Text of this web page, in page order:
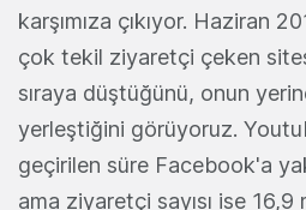
karşımıza çıkıyor. Haziran
çok tekil ziyaretçi çeken
sıraya düştüğünü, onun
yerleştiğini görüyoruz.
geçirilen süre Facebook'a
ama ziyaretçi sayısı ise 16,9